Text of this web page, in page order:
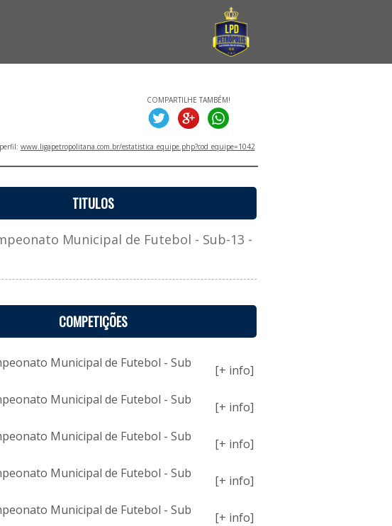
COMPARTILHE TAMBÉM!
www.ligapetropolitana.com.br/estatistica_equipe.php?cod_equipe=1042
TITULOS
Municipal de Futebol - Sub-13 -
COMPETIÇÕES
Municipal de Futebol - Sub
[+ info]
Municipal de Futebol - Sub
[+ info]
Municipal de Futebol - Sub
[+ info]
Municipal de Futebol - Sub
[+ info]
Municipal de Futebol - Sub
[+ info]